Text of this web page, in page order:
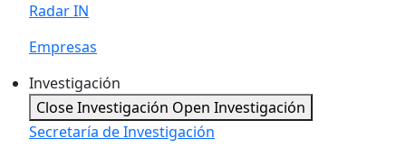
Radar IN
Empresas
Investigación
Close Investigación Open Investigación
Secretaría de Investigación